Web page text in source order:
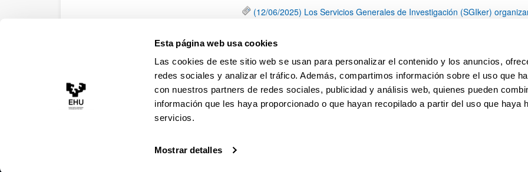
Esta página web usa cookies
Las cookies de este sitio web se usan para personalizar el contenido y los anuncios,
redes sociales y analizar el tráfico. Además, compartimos información sobre el uso que
con nuestros partners de redes sociales, publicidad y análisis web, quienes pueden
información que les haya proporcionado o que hayan recopilado a partir del uso que haya
servicios.
Mostrar detalles
(12/06/2025) Los Servicios Generales de Investigación (SGIker)
una caracterización química de dos variedades de lúpulo silvestre
Página
1 Página
2 Página
3 ...
Páginas intermedias Use TAB
Página
79